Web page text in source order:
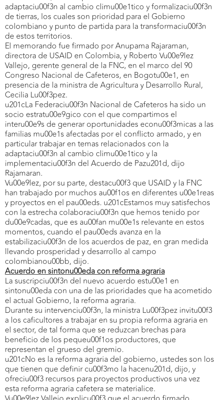
adaptaciu00f3n al cambio climu00e1tico y formalizaciu00f3n
de tierras, los cuales son prioridad para el Gobierno
colombiano y punto de partida para la transformaciu00f3n
de estos territorios.
El memorando fue firmado por Anupama Rajaraman,
directora de USAID en Colombia, y Roberto Vu00e9lez
Vallejo, gerente general de la FNC, en el marco del 90
Congreso Nacional de Cafeteros, en Bogotu00e1, en
presencia de la ministra de Agricultura y Desarrollo Rural,
Cecilia Lu00f3pez.
u201cLa Federaciu00f3n Nacional de Cafeteros ha sido un
socio estratu00e9gico con el que compartimos el
interu00e9s de generar oportunidades econu00f3micas a las
familias mu00e1s afectadas por el conflicto armado, y en
particular trabajar en temas relacionados con la
adaptaciu00f3n al cambio climu00e1tico y la
implementaciu00f3n del Acuerdo de Pazu201d, dijo
Rajamaran.
Vu00e9lez, por su parte, destacu00f3 que USAID y la FNC
han trabajado por muchos au00f1os en diferentes u00e1reas
y proyectos en el pau00eds. u201cEstamos muy satisfechos
con la estrecha colaboraciu00f3n que hemos tenido por
du00e9cadas, que es au00fan mu00e1s relevante en estos
momentos, cuando el pau00eds avanza en la
estabilizaciu00f3n de los acuerdos de paz, en gran medida
llevando prosperidad y desarrollo al campo
colombianou00bb, dijo.
Acuerdo en sintonu00eda con reforma agraria
La suscripciu00f3n del nuevo acuerdo estu00e1 en
sintonu00eda con una de las prioridades que ha acometido
el actual Gobierno, la reforma agraria.
Durante su intervenciu00f3n, la ministra Lu00f3pez invitu00f3
a los caficultores a trabajar en su propia reforma agraria en
el sector, de tal forma que se reduzcan brechas para
beneficio de los pequeu00f1os productores, que
representan el grueso del gremio.
u201cNo es la reforma agraria del gobierno, ustedes son los
que tienen que definir cu00f3mo la hacenu201d, dijo, y
ofreciu00f3 recursos para proyectos productivos una vez
esta reforma agraria cafetera se materialice.